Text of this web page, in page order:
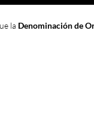
la Denominación de